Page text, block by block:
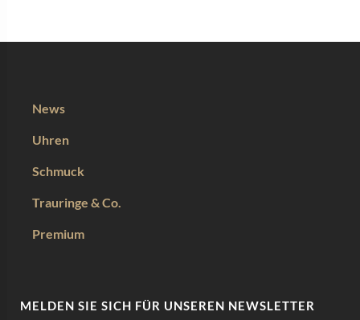
News
Uhren
Schmuck
Trauringe & Co.
Premium
MELDEN SIE SICH FÜR UNSEREN NEWSLETTER